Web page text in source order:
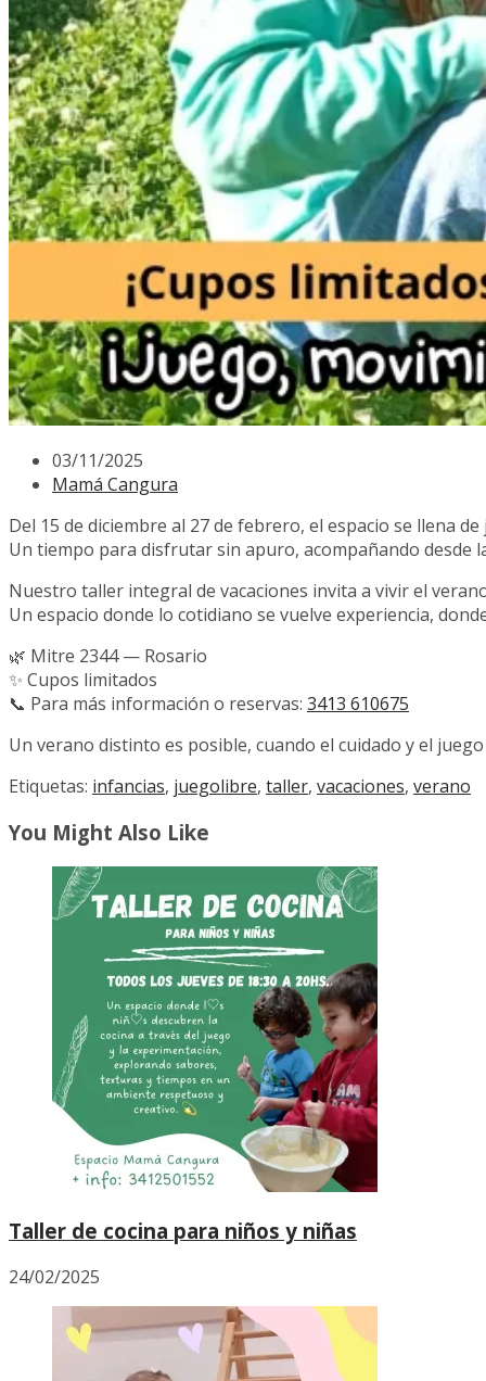
03/11/2025
Mamá Cangura
Del 15 de diciembre al 27 de febrero, el espacio se llena
Un tiempo para disfrutar sin apuro, acompañando desde
Nuestro taller integral de vacaciones invita a vivir el
Un espacio donde lo cotidiano se vuelve experiencia,
🌿 Mitre 2344 — Rosario
✨ Cupos limitados
📞 Para más información o reservas: 3413 610675
Un verano distinto es posible, cuando el cuidado y el
Etiquetas: infancias, juegolibre, taller, vacaciones, verano
You Might Also Like
Taller de cocina para niños y niñas
24/02/2025